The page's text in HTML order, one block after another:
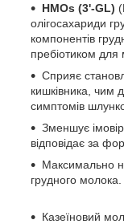
HMOs (3'-GL)
олігосахариди
компонентів
пребіотиком для
Сприяє
кишківника, чим
симптомів
Зменшує
відповідає за
Максимально
грудного молока.
Казеїновий